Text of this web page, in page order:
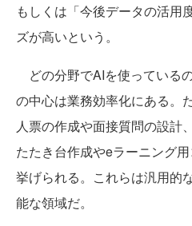
もしくは「今後データの活用
ズが高いという。
どの分野でAIを使っている
の中心は業務効率化にある。
人票の作成や面接質問の設計
たたき台作成やeラーニング
挙げられる。これらは汎用的
能な領域だ。